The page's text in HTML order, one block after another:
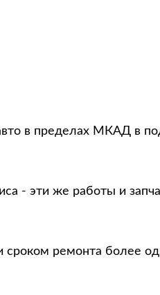
в пределах МКАД в
- эти же работы и
ремонта более